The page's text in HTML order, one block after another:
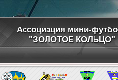
Ассоциация мини-
"ЗОЛОТОЕ КОЛЬЦО"